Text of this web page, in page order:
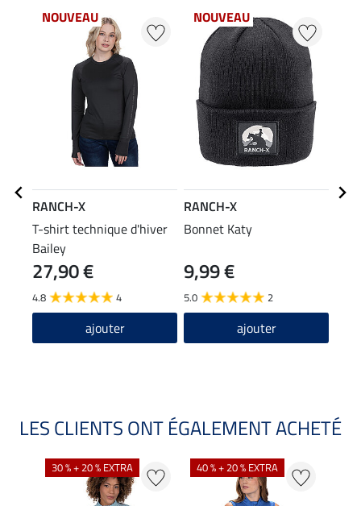
NOUVEAU
RANCH-X
T-shirt technique d'hiver
Bailey
27,90 €
4.8 4
ajouter
NOUVEAU
RANCH-X
Bonnet Katy
9,99 €
5.0 2
ajouter
LES CLIENTS ONT ÉGALEMENT ACHETÉ
30 % + 20 % EXTRA 40 % + 20 % EXTRA